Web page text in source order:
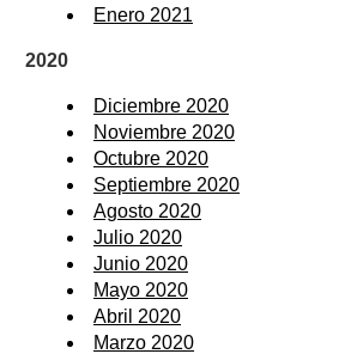
Enero 2021
2020
Diciembre 2020
Noviembre 2020
Octubre 2020
Septiembre 2020
Agosto 2020
Julio 2020
Junio 2020
Mayo 2020
Abril 2020
Marzo 2020